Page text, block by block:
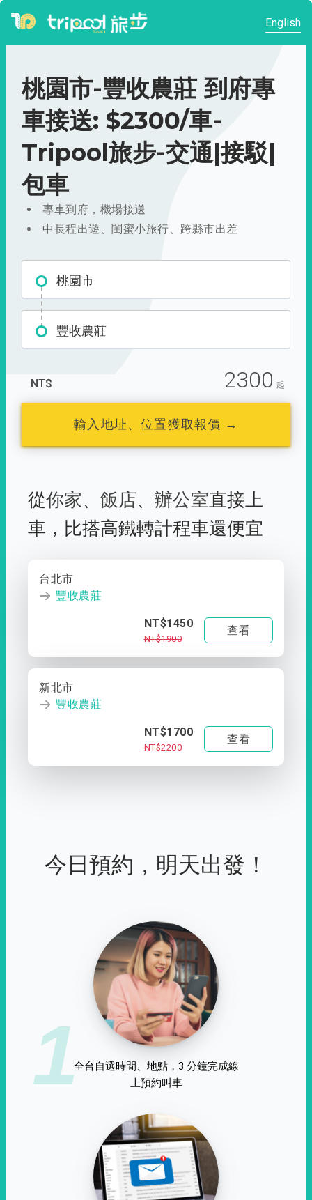
English
桃園市-豐收農莊 到府專
車接送: $2300/車-
Tripool旅步-交通|接駁|
包車
專車到府，機場接送
中長程出遊、閨蜜小旅行、跨縣市出差
桃園市
豐收農莊
NT$ 2300 起
輸入地址、位置獲取報價 →
從你家、 飯店、 辦公室直接上
車， 比搭高鐵轉計程車還便宜
台北市
豐收農莊
NT$1450
NT$1900
查看
新北市
豐收農莊
NT$1700
NT$2200
查看
今日預約，明天出發！
1全台自選時間、地點，3 分鐘完成線
上預約叫車